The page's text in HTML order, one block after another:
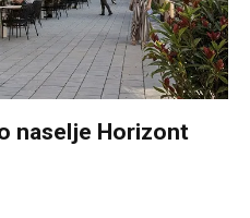
naselje Horizont